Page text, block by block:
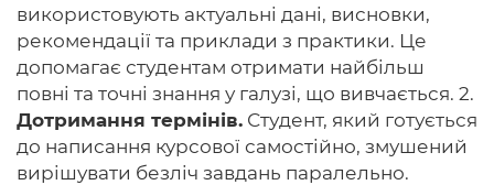
використовують актуальні дані, висновки,
рекомендації та приклади з практики. Це
допомагає студентам отримати найбільш
повні та точні знання у галузі, що вивчається. 2.
Дотримання термінів. Студент, який готується
до написання курсової самостійно, змушений
вирішувати безліч завдань паралельно.